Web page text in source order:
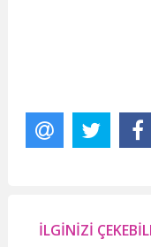
İLGİNİZİ